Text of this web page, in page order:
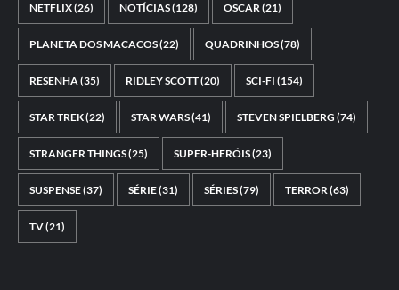
NETFLIX(26) NOTÍCIAS(128) OSCAR(21)
PLANETA DOS MACACOS(22) QUADRINHOS(78)
RESENHA(35) RIDLEY SCOTT(20) SCI-FI (154)
STAR TREK(22) STAR WARS(41) STEVEN SPIELBERG (74)
STRANGER THINGS(25) SUPER-HERÓIS(23)
SUSPENSE(37) SÉRIE(31) SÉRIES(79) TERROR(63)
TV(21)